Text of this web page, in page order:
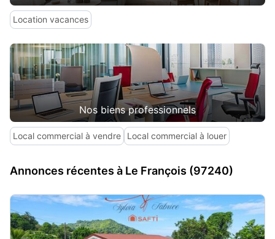
Location vacances
Nos biens professionnels
Local commercial à vendre Local commercial à louer
Annonces récentes à Le François (97240)